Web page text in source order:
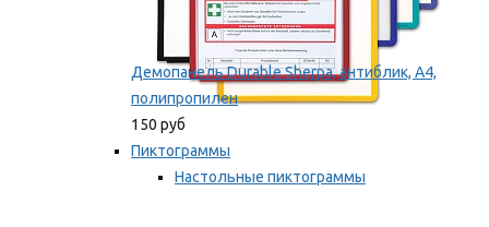
Демопанель Durable Sherpa, антиблик, А4,
полипропилен
150 руб
Пиктограммы
Настольные пиктограммы